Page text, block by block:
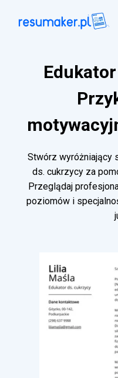
Stwórz wyróżniający
ds. cukrzycy za
Przeglądaj
poziomów i